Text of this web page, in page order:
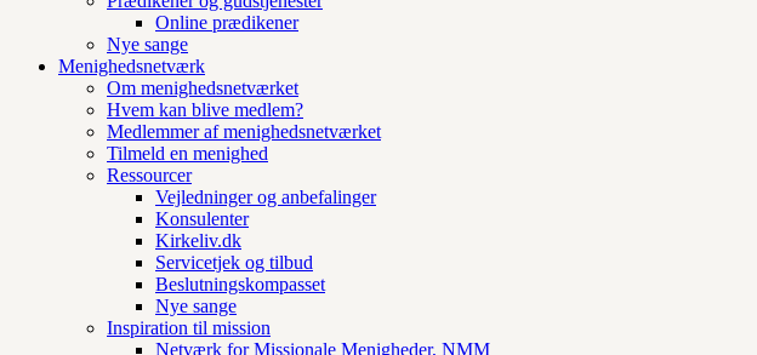
Online prædikener
Nye sange
Menighedsnetværk
Om menighedsnetværket
Hvem kan blive medlem?
Medlemmer af menighedsnetværket
Tilmeld en menighed
Ressourcer
Vejledninger og anbefalinger
Konsulenter
Kirkeliv.dk
Servicetjek og tilbud
Beslutningskompasset
Nye sange
Inspiration til mission
Netværk for Missionale Menigheder, NMM